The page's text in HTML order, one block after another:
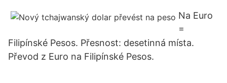
Na Euro
=
Filipínské Pesos. Přesnost: desetinná místa.
Převod z Euro na Filipínské Pesos.